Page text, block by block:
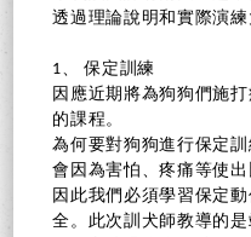
透過理論說明和實際演練
1、 保定訓練
因應近期將為狗狗們施
的課程。
為何要對狗狗進行保定
會因為害怕、疼痛等使
因此我們必須學習保定
全。此次訓犬師教導的